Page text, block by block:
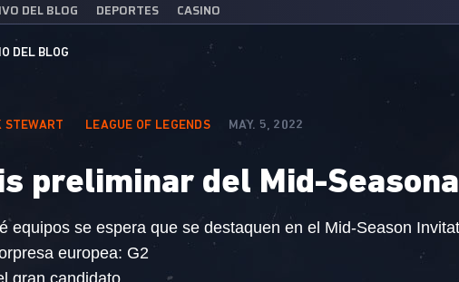
DEL BLOG DEPORTES CASINO
DEL BLOG
STEWART LEAGUE OF LEGENDS MAY. 5, 2022
preliminar del Mid-
equipos se espera que se destaquen en el Mid-Season
europea: G2
gran candidato